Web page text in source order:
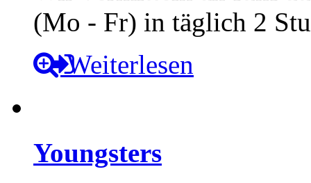
(Mo - Fr) in täglich 2
Weiterlesen
Youngsters